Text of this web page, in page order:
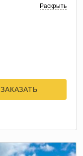
Раскрыть
ЗАКАЗАТЬ